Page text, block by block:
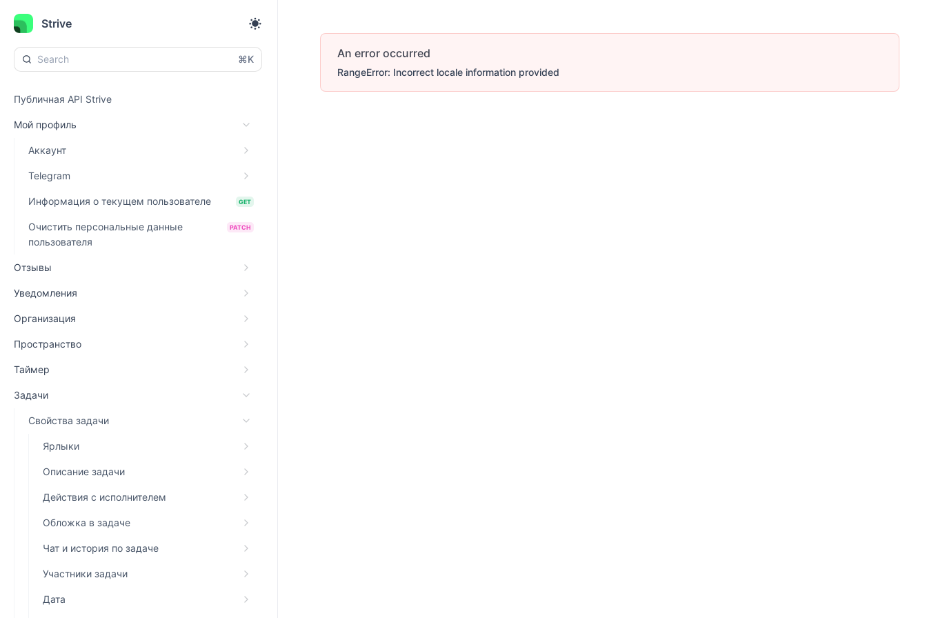
Strive
⌘K
Публичная API Strive
Мой профиль
Аккаунт
Telegram
Информация о текущем пользователе GET
Очистить персональные данные
пользователя
PATCH
Отзывы
Уведомления
Организация
Пространство
Таймер
Задачи
Свойства задачи
Ярлыки
Описание задачи
Действия с исполнителем
Обложка в задаче
Чат и история по задаче
Участники задачи
Дата
An error occurred
RangeError: Incorrect locale information provided